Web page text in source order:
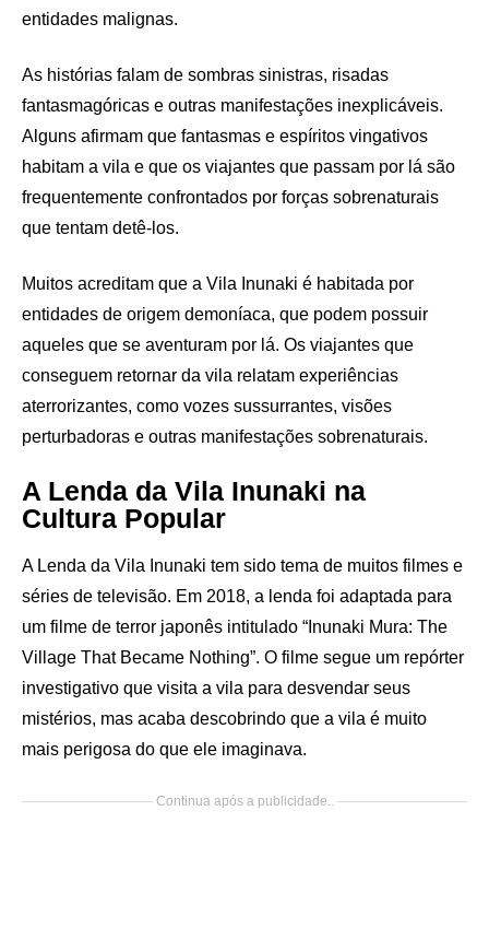
entidades malignas.
As histórias falam de sombras sinistras, risadas
fantasmagóricas e outras manifestações inexplicáveis.
Alguns afirmam que fantasmas e espíritos vingativos
habitam a vila e que os viajantes que passam por lá são
frequentemente confrontados por forças sobrenaturais
que tentam detê-los.
Muitos acreditam que a Vila Inunaki é habitada por
entidades de origem demoníaca, que podem possuir
aqueles que se aventuram por lá. Os viajantes que
conseguem retornar da vila relatam experiências
aterrorizantes, como vozes sussurrantes, visões
perturbadoras e outras manifestações sobrenaturais.
A Lenda da Vila Inunaki na
Cultura Popular
A Lenda da Vila Inunaki tem sido tema de muitos filmes e
séries de televisão. Em 2018, a lenda foi adaptada para
um filme de terror japonês intitulado “Inunaki Mura: The
Village That Became Nothing”. O filme segue um repórter
investigativo que visita a vila para desvendar seus
mistérios, mas acaba descobrindo que a vila é muito
mais perigosa do que ele imaginava.
Continua após a publicidade..